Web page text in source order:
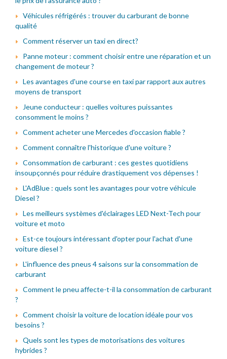
Véhicules réfrigérés : trouver du carburant de bonne
qualité
Comment réserver un taxi en direct?
Panne moteur : comment choisir entre une réparation et un
changement de moteur ?
Les avantages d'une course en taxi par rapport aux autres
moyens de transport
Jeune conducteur : quelles voitures puissantes
consomment le moins ?
Comment acheter une Mercedes d'occasion fiable ?
Comment connaître l'historique d'une voiture ?
Consommation de carburant : ces gestes quotidiens
insoupçonnés pour réduire drastiquement vos dépenses !
L'AdBlue : quels sont les avantages pour votre véhicule
Diesel ?
Les meilleurs systèmes d'éclairages LED Next-Tech pour
voiture et moto
Est-ce toujours intéressant d'opter pour l'achat d'une
voiture diesel ?
L'influence des pneus 4 saisons sur la consommation de
carburant
Comment le pneu affecte-t-il la consommation de carburant
?
Comment choisir la voiture de location idéale pour vos
besoins ?
Quels sont les types de motorisations des voitures
hybrides ?